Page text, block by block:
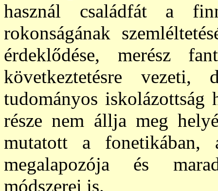
használ családfát a
rokonságának
érdeklődése, merész
következtetésre
tudományos iskolázottság
része nem állja meg
mutatott a f
megalapozója és
módszerei is.